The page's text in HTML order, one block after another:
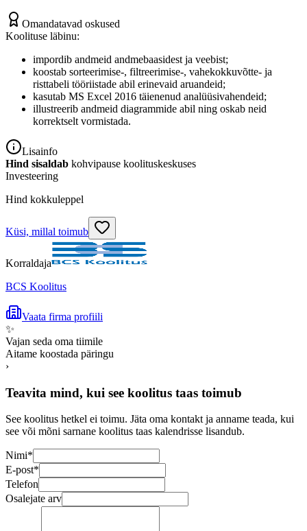
Omandatavad oskused
Koolituse läbinu:
impordib andmeid andmebaasidest ja veebist;
koostab sorteerimise-, filtreerimise-, vahekokkuvõtte- ja
risttabeli tööriistade abil erinevaid aruandeid;
kasutab MS Excel 2016 täienenud analüüsivahendeid;
illustreerib andmeid diagrammide abil ning oskab neid
korrektselt vormistada.
Lisainfo
Hind sisaldab kohvipause koolituskeskuses
Investeering
Hind kokkuleppel
Küsi, millal toimub
Korraldaja
BCS Koolitus
Vaata firma profiili
✨
Vajan seda oma tiimile
Aitame koostada päringu
›
Teavita mind, kui see koolitus taas toimub
See koolitus hetkel ei toimu. Jäta oma kontakt ja anname teada, kui
see või mõni sarnane koolitus taas kalendrisse lisandub.
Nimi*
E-post*
Telefon
Osalejate arv